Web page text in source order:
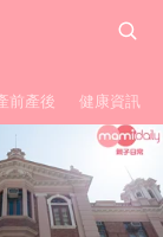
前產後 健康資訊